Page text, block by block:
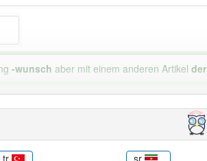
-wunsch aber mit einem anderen Artikelder
tr
sr